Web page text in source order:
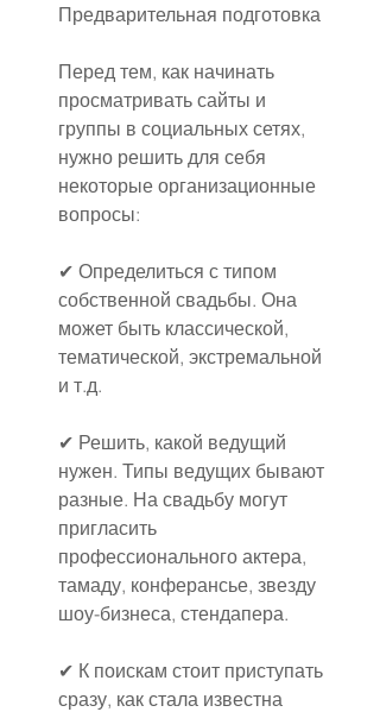
Предварительная подготовка
Перед тем, как начинать
просматривать сайты и
группы в социальных сетях,
нужно решить для себя
некоторые организационные
вопросы:
✔ Определиться с типом
собственной свадьбы. Она
может быть классической,
тематической, экстремальной
и т.д.
✔ Решить, какой ведущий
нужен. Типы ведущих бывают
разные. На свадьбу могут
пригласить
профессионального актера,
тамаду, конферансье, звезду
шоу-бизнеса, стендапера.
✔ К поискам стоит приступать
сразу, как стала известна